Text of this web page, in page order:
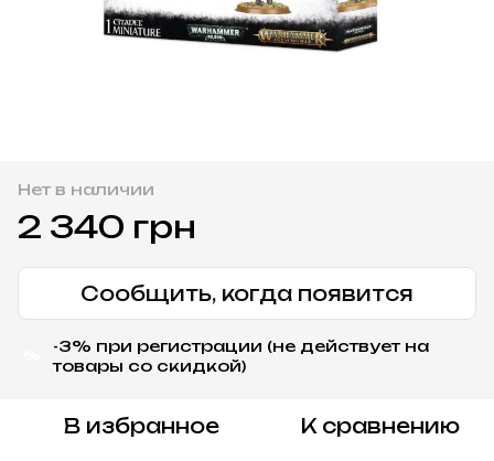
Нет в наличии
2 340 грн
Сообщить, когда появится
-3% при регистрации (не действует на
товары со скидкой)
В избранное К сравнению